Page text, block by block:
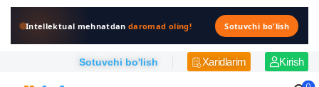
Intellektual mehnatdandaromad oling! Sotuvchi bo'lish
Sotuvchi bo'lish Xaridlarim Kirish